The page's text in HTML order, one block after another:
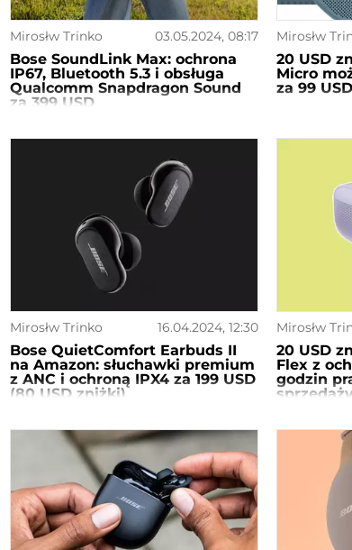
Mirosłw Trinko 03.05.2024, 08:17
Bose SoundLink Max: ochrona
IP67, Bluetooth 5.3 i obsługa
Qualcomm Snapdragon Sound
za 399 USD
Mirosłw
20 USD
Micro
za 99 USD
Mirosłw Trinko 16.04.2024, 12:30
Bose QuietComfort Earbuds II
na Amazon: słuchawki premium
z ANC i ochroną IPX4 za 199 USD
(80 USD zniżki)
Mirosłw
20 USD
Flex z
godzin